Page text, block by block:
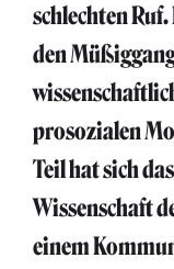
schlechten
den
prosozialen
Teil hat sich
Wissenschaft
einem